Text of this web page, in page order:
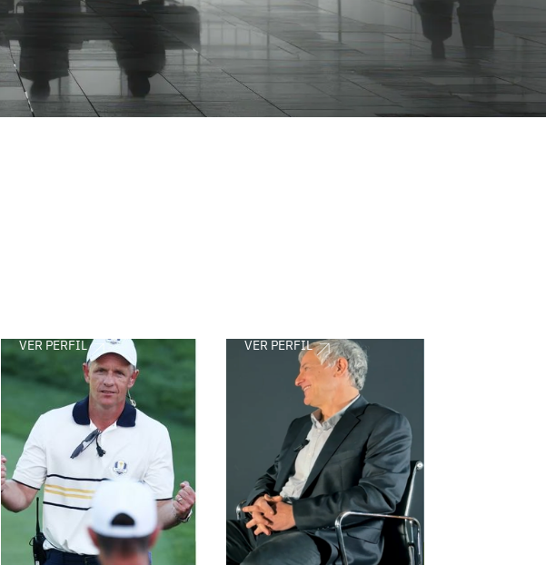
VER PERFIL VER PERFIL